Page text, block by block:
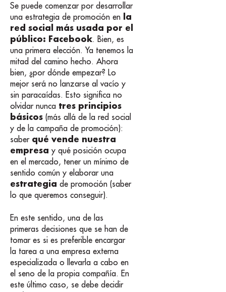
Se puede comenzar por desarrollar
una estrategia de promoción en la
red social más usada por el
público: Facebook. Bien, es
una primera elección. Ya tenemos la
mitad del camino hecho. Ahora
bien, ¿por dónde empezar? Lo
mejor será no lanzarse al vacío y
sin paracaídas. Esto significa no
olvidar nunca tres principios
básicos (más allá de la red social
y de la campaña de promoción):
saber qué vende nuestra
empresa y qué posición ocupa
en el mercado, tener un mínimo de
sentido común y elaborar una
estrategia de promoción (saber
lo que queremos conseguir).
En este sentido, una de las
primeras decisiones que se han de
tomar es si es preferible encargar
la tarea a una empresa externa
especializada o llevarla a cabo en
el seno de la propia compañía. En
este último caso, se debe decidir